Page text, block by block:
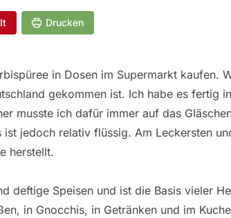
Drucken
in Dosen im Supermarkt kaufen.
gekommen ist. Ich habe es fertig
musste ich dafür immer auf das
jedoch relativ flüssig. Am Leckersten
herstellt.
deftige Speisen und ist die Basis vieler
in Gnocchis, in Getränken und im